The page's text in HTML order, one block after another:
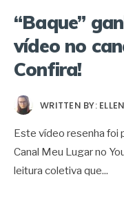
“Baque”
vídeo no
Confira!
WRITTEN BY:
Este vídeo resenha foi
Canal Meu Lugar no
leitura coletiva que...